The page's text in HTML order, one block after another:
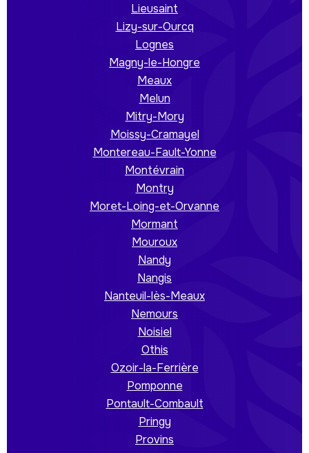
Lieusaint
Lizy-sur-Ourcq
Lognes
Magny-le-Hongre
Meaux
Melun
Mitry-Mory
Moissy-Cramayel
Montereau-Fault-Yonne
Montévrain
Montry
Moret-Loing-et-Orvanne
Mormant
Mouroux
Nandy
Nangis
Nanteuil-lès-Meaux
Nemours
Noisiel
Othis
Ozoir-la-Ferrière
Pomponne
Pontault-Combault
Pringy
Provins